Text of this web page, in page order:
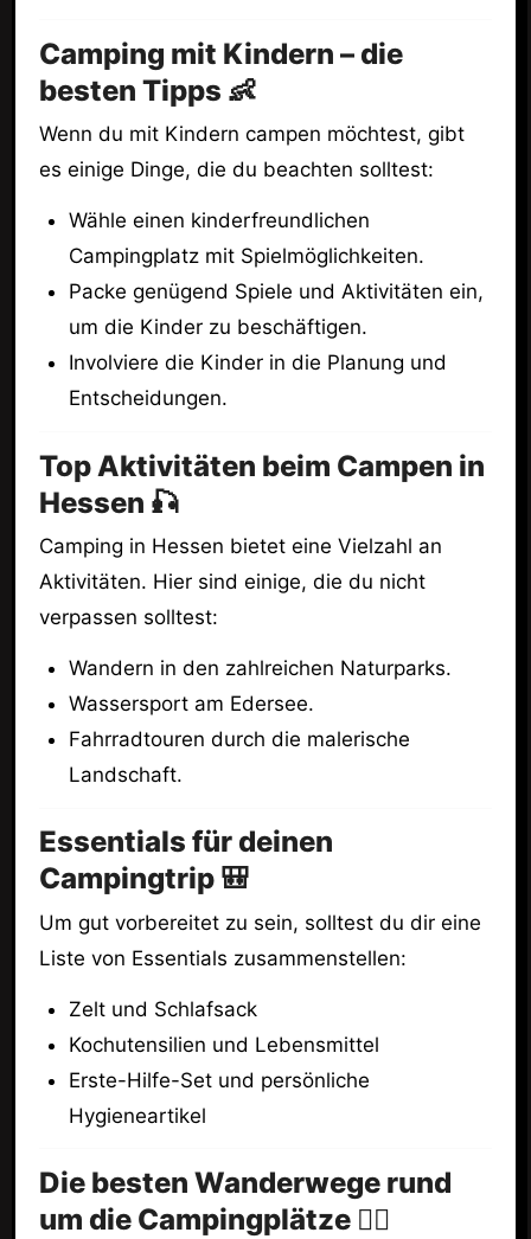
Camping mit Kindern – die
besten Tipps 👶
Wenn du mit Kindern campen möchtest, gibt
es einige Dinge, die du beachten solltest:
Wähle einen kinderfreundlichen
Campingplatz mit Spielmöglichkeiten.
Packe genügend Spiele und Aktivitäten ein,
um die Kinder zu beschäftigen.
Involviere die Kinder in die Planung und
Entscheidungen.
Top Aktivitäten beim Campen in
Hessen 🎣
Camping in Hessen bietet eine Vielzahl an
Aktivitäten. Hier sind einige, die du nicht
verpassen solltest:
Wandern in den zahlreichen Naturparks.
Wassersport am Edersee.
Fahrradtouren durch die malerische
Landschaft.
Essentials für deinen
Campingtrip 🎒
Um gut vorbereitet zu sein, solltest du dir eine
Liste von Essentials zusammenstellen:
Zelt und Schlafsack
Kochutensilien und Lebensmittel
Erste-Hilfe-Set und persönliche
Hygieneartikel
Die besten Wanderwege rund
um die Campingplätze 🚶‍♂️